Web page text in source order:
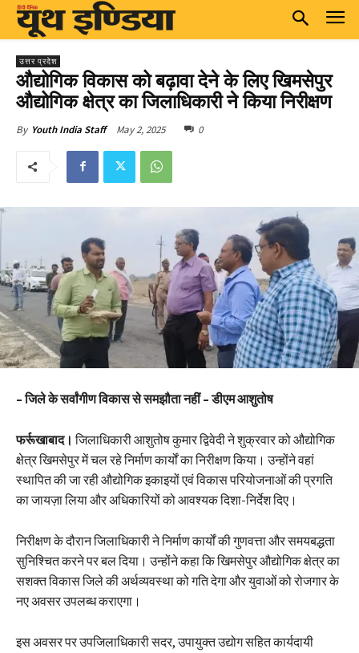
उत्तर प्रदेश
औद्योगिक विकास को बढ़ावा देने के लिए खिमसेपुर
औद्योगिक क्षेत्र का जिलाधिकारी ने किया निरीक्षण
By Youth India Staff May 2, 2025 0
– जिले के सर्वांगीण विकास से समझौता नहीं – डीएम आशुतोष
फर्रूखाबाद। जिलाधिकारी आशुतोष कुमार द्विवेदी ने शुक्रवार को औद्योगिक
क्षेत्र खिमसेपुर में चल रहे निर्माण कार्यों का निरीक्षण किया। उन्होंने वहां
स्थापित की जा रही औद्योगिक इकाइयों एवं विकास परियोजनाओं की प्रगति
का जायज़ा लिया और अधिकारियों को आवश्यक दिशा-निर्देश दिए।
निरीक्षण के दौरान जिलाधिकारी ने निर्माण कार्यों की गुणवत्ता और समयबद्धता
सुनिश्चित करने पर बल दिया। उन्होंने कहा कि खिमसेपुर औद्योगिक क्षेत्र का
सशक्त विकास जिले की अर्थव्यवस्था को गति देगा और युवाओं को रोजगार के
नए अवसर उपलब्ध कराएगा।
इस अवसर पर उपजिलाधिकारी सदर, उपायुक्त उद्योग सहित कार्यदायी